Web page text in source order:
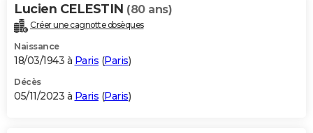
Lucien CELESTIN (80 ans)
Créer une cagnotte obsèques
Naissance
18/03/1943 à Paris (Paris)
Décès
05/11/2023 à Paris (Paris)